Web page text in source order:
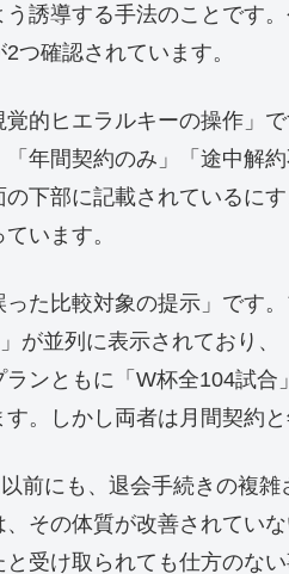
う誘導する手法のことです
つ確認されています。
覚的ヒエラルキーの操作」
「年間契約のみ」「途中解
の下部に記載されているに
います。
った比較対象の提示」です
」が並列に表示されており
ランともに「W杯全104試
す。しかし両者は月間契約
前にも、退会手続きの複
、その体質が改善されてい
受け取られても仕方のない